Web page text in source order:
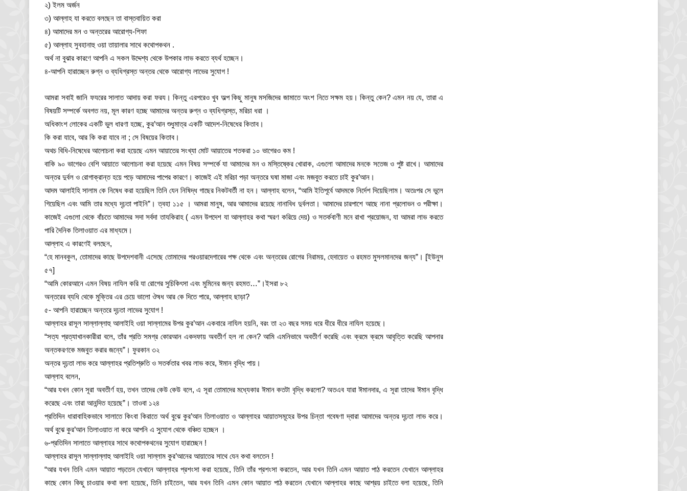
২) ইলম অর্জন
৩) আল্লাহ যা করতে বলছেন তা বাস্তবায়িত করা
৪) আমাদের মন ও অন্তরের আরোগ্য-শিফা
৫) আল্লাহ সুবহানাহু ওয়া তায়ালার সাথে কথোপকথন .
অর্থ না বুঝার কারণে আপনি এ সকল উদ্দেশ্য থেকে উপকার লাভ করতে ব্যর্থ হচ্ছেন।
৪-আপনি হারাচ্ছেন রুগ্ন ও ব্যধিগ্রস্ত অন্তর থেকে আরোগ্য লাভের সুযোগ !
আমরা সবাই জানি ফযরের সালাত আদায় করা ফরয। কিন্তু এরপরেও খুব অল্প কিছু মানুষ মসজিদের জামাতে অংশ নিতে সক্ষম হয়। কিন্তু কেন? এমন নয় যে, তারা এ
বিষয়টি সম্পর্কে অবগত নয়, মূল কারণ হচ্ছে আমাদের অন্তর রুগ্ন ও ব্যধিগ্রস্ত, মরিচা ধরা ।
অধিকাংশ লোকের একটি ভুল ধারণা হচ্ছে, কুর’আন শুধুমাত্র একটি আদেশ-নিষেধের কিতাব।
কি করা যাবে, আর কি করা যাবে না ; সে বিষয়ের কিতাব।
অথচ বিধি-নিষেধের আলোচনা করা হয়েছে এমন আয়াতের সংখ্যা মোট আয়াতের শতকরা ১০ ভাগেরও কম !
বাকি ৯০ ভাগেরও বেশি আয়াতে আলোচনা করা হয়েছে এমন বিষয় সম্পর্কে যা আমাদের মন ও মস্তিষ্কের খোরাক, এগুলো আমাদের মনকে সতেজ ও পুষ্ট রাখে। আমাদের
অন্তর দুর্বল ও রোগাক্রান্ত হয়ে পড়ে আমাদের পাপের কারণে। কাজেই এই মরিচা পড়া অন্তরে ঘষা মাজা এবং মজবুত করতে চাই কুর’আন।
আদম আলাইহি সালাম কে নিষেধ করা হয়েছিল তিনি যেন নিষিদ্ধ গাছের নিকটবর্তী না হন। আল্লাহ বলেন, “আমি ইতিপূর্বে আদমকে নির্দেশ দিয়েছিলাম। অতঃপর সে ভুলে
গিয়েছিল এবং আমি তার মধ্যে দৃঢ়তা পাইনি”। ত্বহা ১১৫ । আমরা মানুষ, আর আমাদের রয়েছে নানাবিধ দুর্বলতা। আমাদের চারপাশে আছে নানা প্রলোভন ও পরীক্ষা।
কাজেই এগুলো থেকে বাঁচতে আমাদের সদা সর্বদা তাযকিরাহ ( এমন উপদেশ যা আল্লাহর কথা স্মরণ করিয়ে দেয়) ও সতর্কবাণী মনে রাখা প্রয়োজন, যা আমরা লাভ করতে
পারি দৈনিক তিলাওয়াত এর মাধ্যমে।
আল্লাহ এ কারণেই বলছেন,
“হে মানবকুল, তোমাদের কাছে উপদেশবানী এসেছে তোমাদের পরওয়ারদেগারের পক্ষ থেকে এবং অন্তরের রোগের নিরাময়, হেদায়েত ও রহমত মুসলমানদের জন্য”। [ইউনুস
৫৭]
“আমি কোরআনে এমন বিষয় নাযিল করি যা রোগের সুচিকিৎসা এবং মুমিনের জন্য রহমত…”।ইসরা ৮২
অন্তরের ব্যধি থেকে মুক্তির এর চেয়ে ভালো ঔষধ আর কে দিতে পারে, আল্লাহ ছাড়া?
৫- আপনি হারাচ্ছেন অন্তরে দৃঢ়তা লাভের সুযোগ !
আল্লাহর রাসূল সাল্লাল্লাহু আলাইহি ওয়া সাল্লামের উপর কুর’আন একবারে নাযিল হয়নি, বরং তা ২৩ বছর সময় ধরে ধীরে ধীরে নাযিল হয়েছে।
“সত্য প্রত্যাখানকারীরা বলে, তাঁর প্রতি সমগ্র কোরআন একদফায় অবতীর্ণ হল না কেন? আমি এমনিভাবে অবতীর্ণ করেছি এবং ক্রমে ক্রমে আবৃত্তি করেছি আপনার
অন্তকরণকে মজবুত করার জন্যে”। ফুরকান ৩২
অন্তর দৃঢ়তা লাভ করে আল্লাহর প্রতিশ্রুতি ও সতর্কতার খবর লাভ করে, ঈমান বৃদ্ধি পায়।
আল্লাহ বলেন,
“আর যখন কোন সূরা অবতীর্ণ হয়, তখন তাদের কেউ কেউ বলে, এ সূরা তোমাদের মধ্যেকার ঈমান কতটা বৃদ্ধি করলো? অতএব যারা ঈমানদার, এ সূরা তাদের ঈমান বৃদ্ধি
করেছে এবং তারা আনন্দিত হয়েছে”। তাওবা ১২৪
প্রতিদিন ধারাবাহিকভাবে সালাতে কিংবা কিরাতে অর্থ বুঝে কুর’আন তিলাওয়াত ও আল্লাহর আয়াতসমূহের উপর চিন্তা গবেষণা দ্বারা আমাদের অন্তর দৃঢ়তা লাভ করে।
অর্থ বুঝে কুর’আন তিলাওয়াত না করে আপনি এ সু্যোগ থেকে বঞ্চিত হচ্ছেন ।
৬-প্রতিদিন সালাতে আল্লাহর সাথে কথোপকথনের সুযোগ হারাচ্ছেন !
আল্লাহর রাসূল সাল্লাল্লাহু আলাইহি ওয়া সাল্লাম কুর’আনের আয়াতের সাথে যেন কথা বলতেন !
“আর যখন তিনি এমন আয়াত পড়তেন যেখানে আল্লাহর প্রশংসা করা হয়েছে, তিনি তাঁর প্রশংসা করতেন, আর যখন তিনি এমন আয়াত পাঠ করতেন যেখানে আল্লাহর
কাছে কোন কিছু চাওয়ার কথা বলা হয়েছে, তিনি চাইতেন, আর যখন তিনি এমন কোন আয়াত পাঠ করতেন যেখানে আল্লাহর কাছে আশ্রয় চাইতে বলা হয়েছে, তিনি